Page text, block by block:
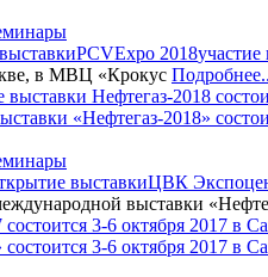
PCVExpo 2018участие
в МВЦ «Крокус
«Нефтегаз-2018»
выставкиЦВК
выставки
3-6 октября 2017 в